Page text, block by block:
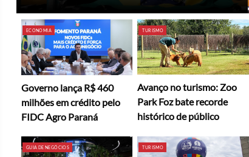
ECONOMIA
Governo lança R$ 460
milhões em crédito pelo
FIDC Agro Paraná
TURISMO
Avanço no turismo: Zoo
Park Foz bate recorde
histórico de público
GUIA DE NEGÓCIOS TURISMO